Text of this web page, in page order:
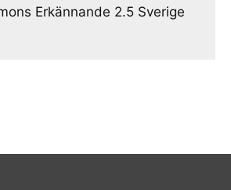
Erkännande 2.5 Sverige